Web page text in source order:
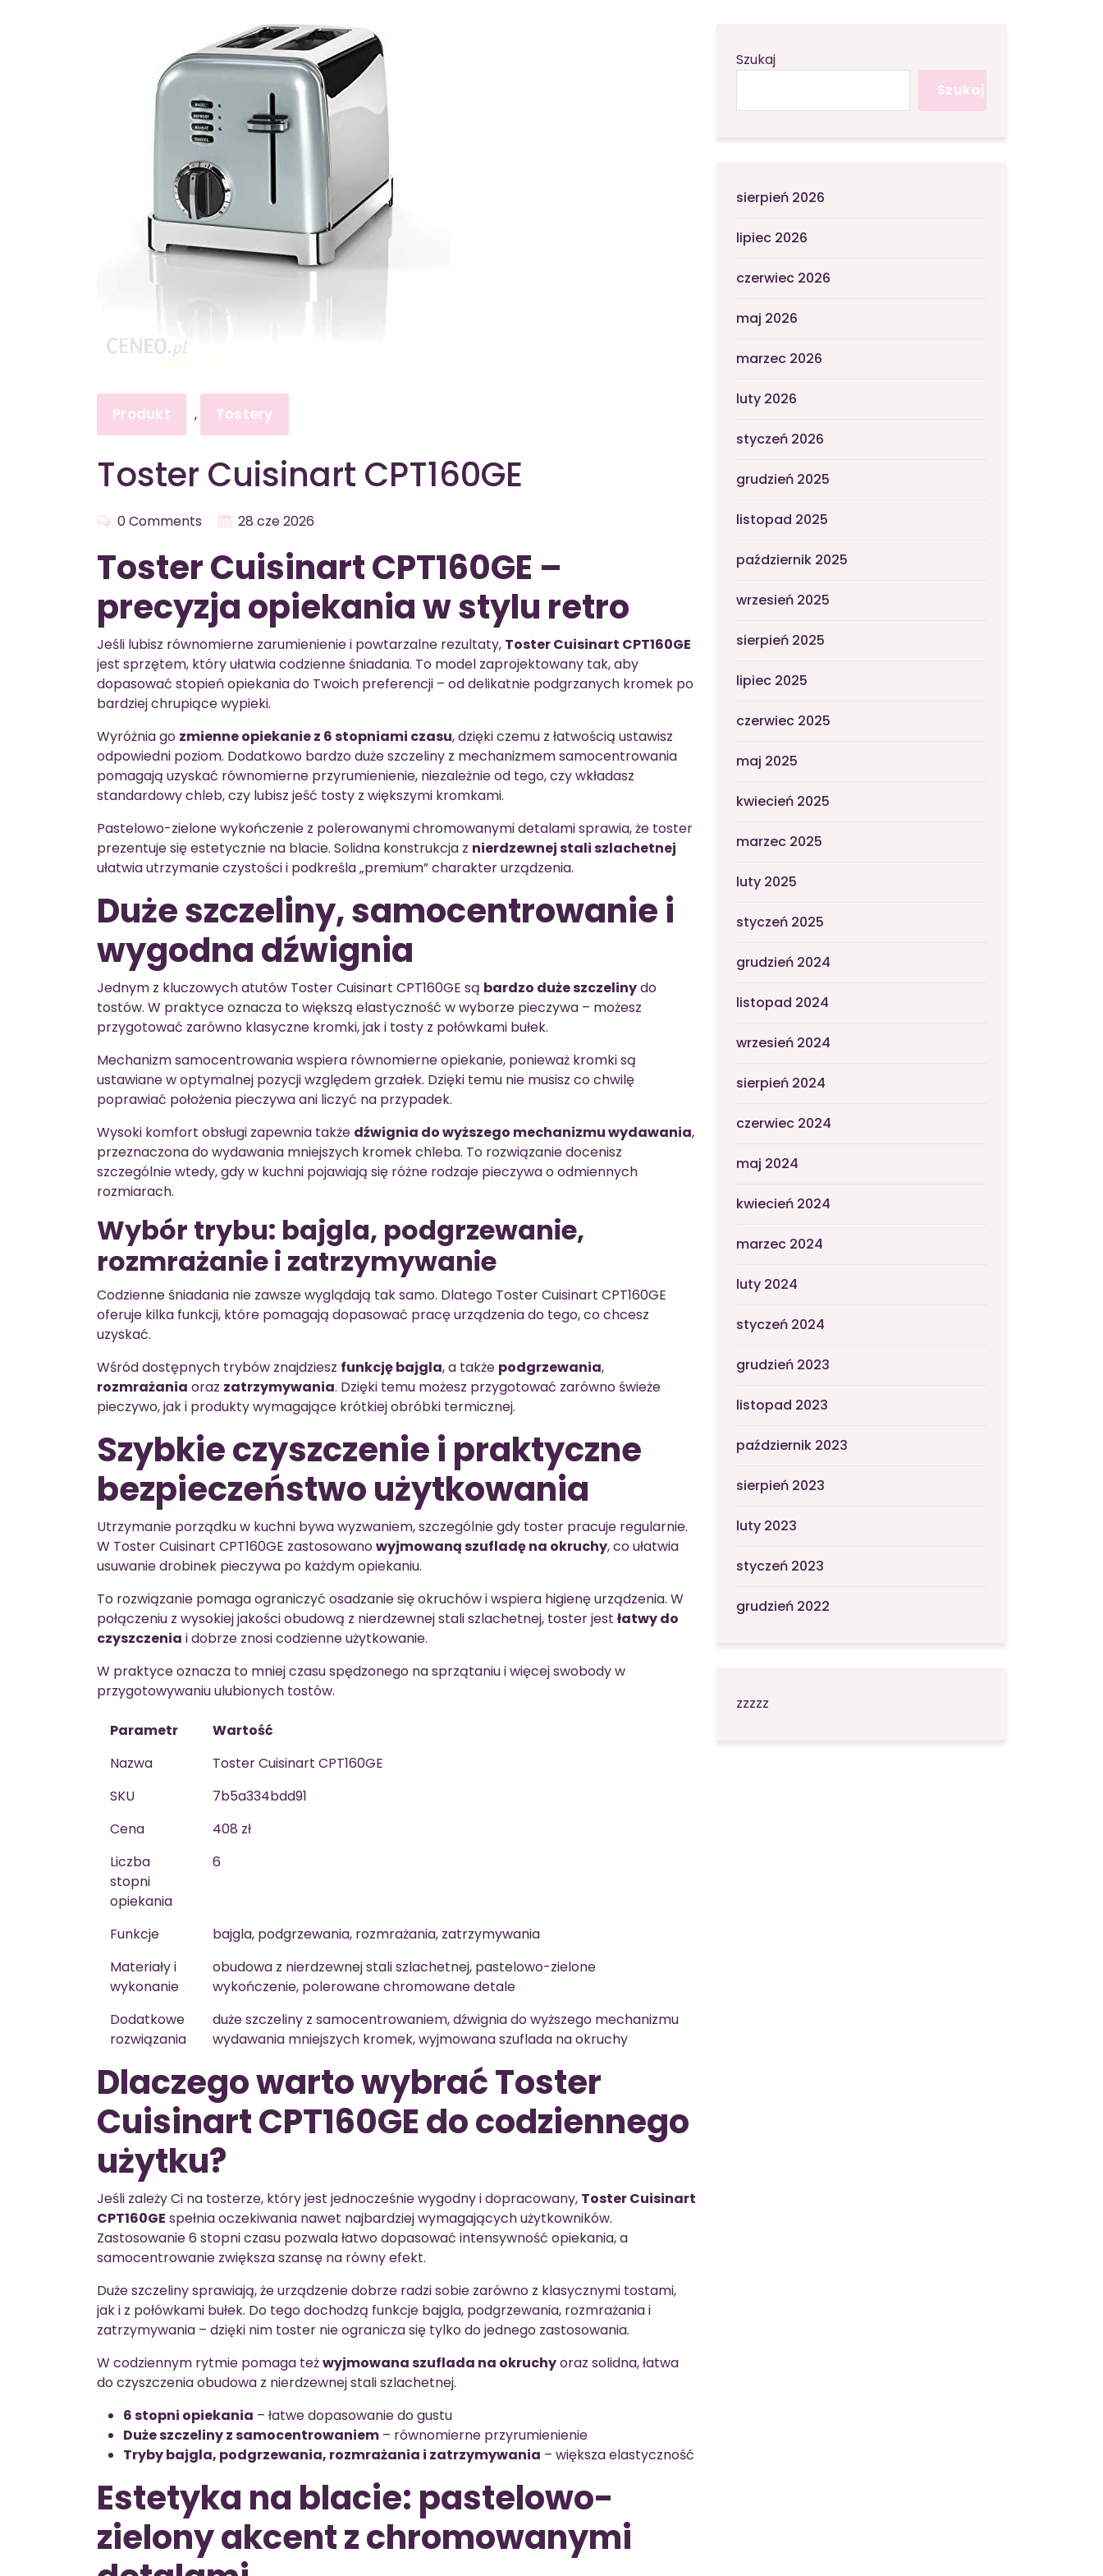
Produkt , Tostery
Toster Cuisinart CPT160GE
0 Comments 28 cze 2026
Toster Cuisinart CPT160GE –
precyzja opiekania w stylu retro
Jeśli lubisz równomierne zarumienienie i powtarzalne rezultaty, Toster Cuisinart CPT160GE
jest sprzętem, który ułatwia codzienne śniadania. To model zaprojektowany tak, aby
dopasować stopień opiekania do Twoich preferencji – od delikatnie podgrzanych kromek po
bardziej chrupiące wypieki.
Wyróżnia go zmienne opiekanie z 6 stopniami czasu, dzięki czemu z łatwością ustawisz
odpowiedni poziom. Dodatkowo bardzo duże szczeliny z mechanizmem samocentrowania
pomagają uzyskać równomierne przyrumienienie, niezależnie od tego, czy wkładasz
standardowy chleb, czy lubisz jeść tosty z większymi kromkami.
Pastelowo-zielone wykończenie z polerowanymi chromowanymi detalami sprawia, że toster
prezentuje się estetycznie na blacie. Solidna konstrukcja z nierdzewnej stali szlachetnej
ułatwia utrzymanie czystości i podkreśla „premium” charakter urządzenia.
Duże szczeliny, samocentrowanie i
wygodna dźwignia
Jednym z kluczowych atutów Toster Cuisinart CPT160GE są bardzo duże szczelinydo
tostów. W praktyce oznacza to większą elastyczność w wyborze pieczywa – możesz
przygotować zarówno klasyczne kromki, jak i tosty z połówkami bułek.
Mechanizm samocentrowania wspiera równomierne opiekanie, ponieważ kromki są
ustawiane w optymalnej pozycji względem grzałek. Dzięki temu nie musisz co chwilę
poprawiać położenia pieczywa ani liczyć na przypadek.
Wysoki komfort obsługi zapewnia także dźwignia do wyższego mechanizmu wydawania,
przeznaczona do wydawania mniejszych kromek chleba. To rozwiązanie docenisz
szczególnie wtedy, gdy w kuchni pojawiają się różne rodzaje pieczywa o odmiennych
rozmiarach.
Wybór trybu: bajgla, podgrzewanie,
rozmrażanie i zatrzymywanie
Codzienne śniadania nie zawsze wyglądają tak samo. Dlatego Toster Cuisinart CPT160GE
oferuje kilka funkcji, które pomagają dopasować pracę urządzenia do tego, co chcesz
uzyskać.
Wśród dostępnych trybów znajdziesz funkcję bajgla, a także podgrzewania,
rozmrażania oraz zatrzymywania. Dzięki temu możesz przygotować zarówno świeże
pieczywo, jak i produkty wymagające krótkiej obróbki termicznej.
Szybkie czyszczenie i praktyczne
bezpieczeństwo użytkowania
Utrzymanie porządku w kuchni bywa wyzwaniem, szczególnie gdy toster pracuje regularnie.
W Toster Cuisinart CPT160GE zastosowanowyjmowaną szufladę na okruchy, co ułatwia
usuwanie drobinek pieczywa po każdym opiekaniu.
To rozwiązanie pomaga ograniczyć osadzanie się okruchów i wspiera higienę urządzenia. W
połączeniu z wysokiej jakości obudową z nierdzewnej stali szlachetnej, toster jest łatwy do
czyszczenia i dobrze znosi codzienne użytkowanie.
W praktyce oznacza to mniej czasu spędzonego na sprzątaniu i więcej swobody w
przygotowywaniu ulubionych tostów.
Parametr
Wartość
Nazwa
Toster Cuisinart CPT160GE
SKU
7b5a334bdd91
Cena
408 zł
Liczba
stopni
opiekania
6
Funkcje
bajgla, podgrzewania, rozmrażania, zatrzymywania
Materiały i
wykonanie
obudowa z nierdzewnej stali szlachetnej, pastelowo-zielone
wykończenie, polerowane chromowane detale
Dodatkowe
rozwiązania
duże szczeliny z samocentrowaniem, dźwignia do wyższego mechanizmu
wydawania mniejszych kromek, wyjmowana szuflada na okruchy
Dlaczego warto wybrać Toster
Cuisinart CPT160GE do codziennego
użytku?
Jeśli zależy Ci na tosterze, który jest jednocześnie wygodny i dopracowany, Toster Cuisinart
CPT160GE spełnia oczekiwania nawet najbardziej wymagających użytkowników.
Zastosowanie 6 stopni czasu pozwala łatwo dopasować intensywność opiekania, a
samocentrowanie zwiększa szansę na równy efekt.
Duże szczeliny sprawiają, że urządzenie dobrze radzi sobie zarówno z klasycznymi tostami,
jak i z połówkami bułek. Do tego dochodzą funkcje bajgla, podgrzewania, rozmrażania i
zatrzymywania – dzięki nim toster nie ogranicza się tylko do jednego zastosowania.
W codziennym rytmie pomaga teżwyjmowana szuflada na okruchyoraz solidna, łatwa
do czyszczenia obudowa z nierdzewnej stali szlachetnej.
6 stopni opiekania – łatwe dopasowanie do gustu
Duże szczeliny z samocentrowaniem – równomierne przyrumienienie
Tryby bajgla, podgrzewania, rozmrażania i zatrzymywania – większa elastyczność
Estetyka na blacie: pastelowo-
zielony akcent z chromowanymi
Szukaj
Szukaj
sierpień 2026
lipiec 2026
czerwiec 2026
maj 2026
marzec 2026
luty 2026
styczeń 2026
grudzień 2025
listopad 2025
październik 2025
wrzesień 2025
sierpień 2025
lipiec 2025
czerwiec 2025
maj 2025
kwiecień 2025
marzec 2025
luty 2025
styczeń 2025
grudzień 2024
listopad 2024
wrzesień 2024
sierpień 2024
czerwiec 2024
maj 2024
kwiecień 2024
marzec 2024
luty 2024
styczeń 2024
grudzień 2023
listopad 2023
październik 2023
sierpień 2023
luty 2023
styczeń 2023
grudzień 2022
zzzzz